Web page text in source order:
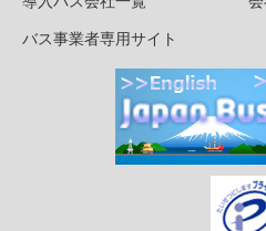
バス事業者専用サイト